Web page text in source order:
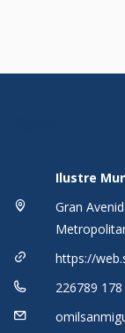
Ilustre
Gran
https://
226789 178